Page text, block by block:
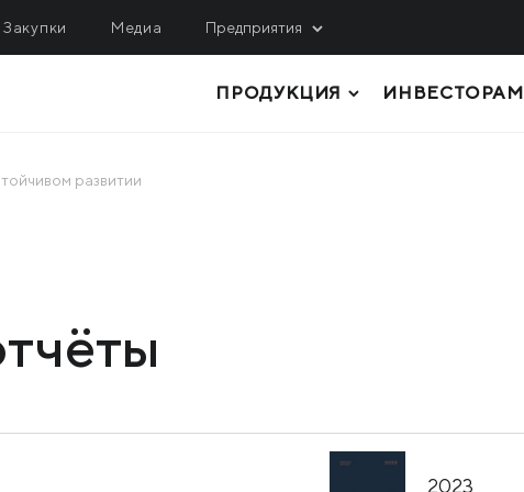
Закупки Медиа Предприятия
ГОК
ПРОДУКЦИЯ
СЫРЬЕ И ПОЛУФАБРИКАТЫ
КОКСОХИМИЧЕСКАЯ И ПРОЧАЯ
ИНВЕСТОРАМ
развитии
2023